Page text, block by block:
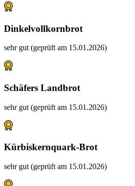
Dinkelvollkornbrot
sehr gut (geprüft am 15.01.2026)
Schäfers Landbrot
sehr gut (geprüft am 15.01.2026)
Kürbiskernquark-Brot
sehr gut (geprüft am 15.01.2026)